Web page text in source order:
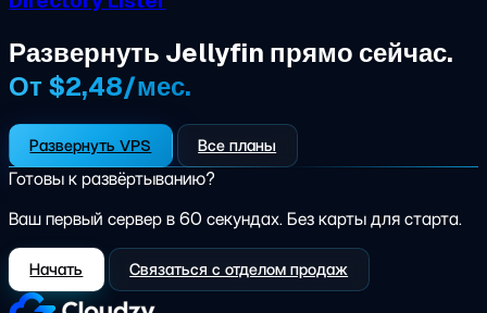
Развернуть Jellyfin прямо сейчас.
От $2,48/мес.
Развернуть VPS Все планы
Готовы к развёртыванию?
Ваш первый сервер в 60 секундах. Без карты для старта.
Начать Связаться с отделом продаж